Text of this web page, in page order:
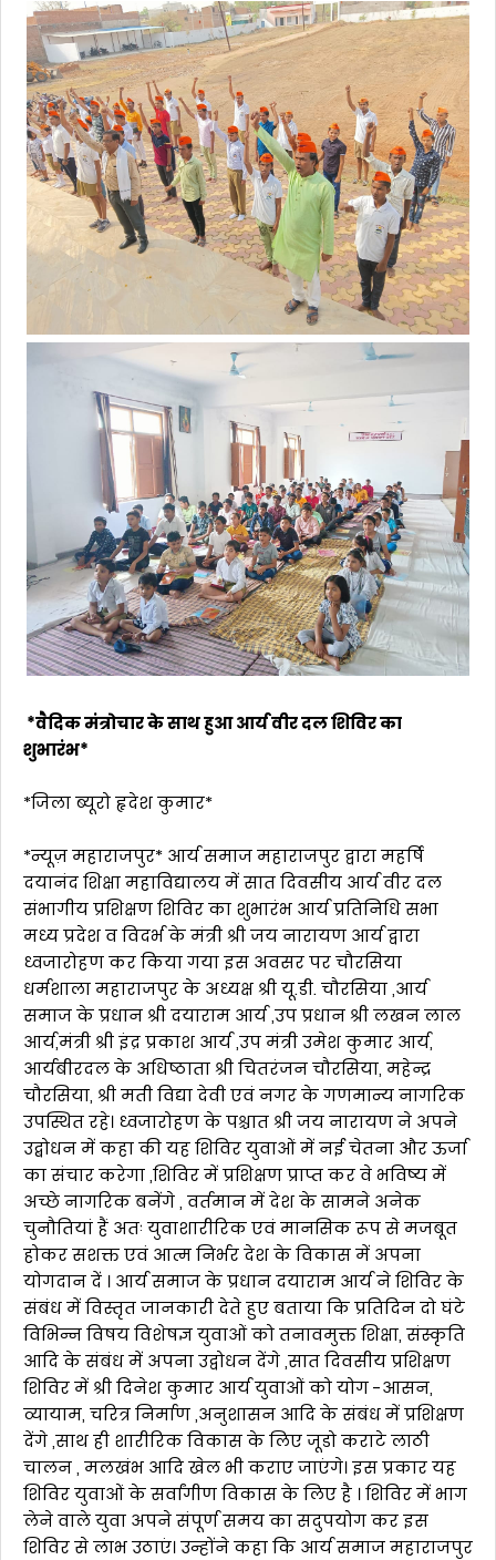
*वैदिक मंत्रोचार के साथ हुआ आर्य वीर दल शिविर का
शुभारंभ*
*जिला ब्यूरो हृदेश कुमार*
*न्यूज़ महाराजपुर* आर्य समाज महाराजपुर द्वारा महर्षि
दयानंद शिक्षा महाविद्यालय में सात दिवसीय आर्य वीर दल
संभागीय प्रशिक्षण शिविर का शुभारंभ आर्य प्रतिनिधि सभा
मध्य प्रदेश व विदर्भ के मंत्री श्री जय नारायण आर्य द्वारा
ध्वजारोहण कर किया गया इस अवसर पर चौरसिया
धर्मशाला महाराजपुर के अध्यक्ष श्री यू.डी. चौरसिया ,आर्य
समाज के प्रधान श्री दयाराम आर्य ,उप प्रधान श्री लखन लाल
आर्य,मंत्री श्री इंद्र प्रकाश आर्य ,उप मंत्री उमेश कुमार आर्य,
आर्यबीरदल के अधिष्ठाता श्री चितरंजन चौरसिया, महेन्द्र
चौरसिया, श्री मती विद्या देवी एवं नगर के गणमान्य नागरिक
उपस्थित रहे। ध्वजारोहण के पश्चात श्री जय नारायण ने अपने
उद्बोधन में कहा की यह शिविर युवाओं में नई चेतना और ऊर्जा
का संचार करेगा ,शिविर में प्रशिक्षण प्राप्त कर वे भविष्य में
अच्छे नागरिक बनेंगे , वर्तमान में देश के सामने अनेक
चुनौतियां हैं अतः युवाशारीरिक एवं मानसिक रूप से मजबूत
होकर सशक्त एवं आत्म निर्भर देश के विकास में अपना
योगदान दें । आर्य समाज के प्रधान दयाराम आर्य ने शिविर के
संबंध में विस्तृत जानकारी देते हुए बताया कि प्रतिदिन दो घंटे
विभिन्न विषय विशेषज्ञ युवाओं को तनावमुक्त शिक्षा, संस्कृति
आदि के संबंध में अपना उद्वोधन देंगे ,सात दिवसीय प्रशिक्षण
शिविर में श्री दिनेश कुमार आर्य युवाओं को योग -आसन,
व्यायाम, चरित्र निर्माण ,अनुशासन आदि के संबंध में प्रशिक्षण
देंगे ,साथ ही शारीरिक विकास के लिए जूडो कराटे लाठी
चालन , मलखंभ आदि खेल भी कराए जाएंगे। इस प्रकार यह
शिविर युवाओं के सर्वांगीण विकास के लिए है । शिविर में भाग
लेने वाले युवा अपने संपूर्ण समय का सदुपयोग कर इस
शिविर से लाभ उठाएं। उन्होंने कहा कि आर्य समाज महाराजपुर